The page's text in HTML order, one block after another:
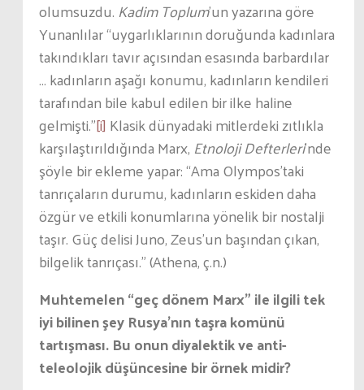
olumsuzdu. Kadim Toplum’un yazarına göre
Yunanlılar “uygarlıklarının doruğunda kadınlara
takındıkları tavır açısından esasında barbardılar
… kadınların aşağı konumu, kadınların kendileri
tarafından bile kabul edilen bir ilke haline
gelmişti.”[i] Klasik dünyadaki mitlerdeki zıtlıkla
karşılaştırıldığında Marx, Etnoloji Defterleri’nde
şöyle bir ekleme yapar: “Ama Olympos’taki
tanrıçaların durumu, kadınların eskiden daha
özgür ve etkili konumlarına yönelik bir nostalji
taşır. Güç delisi Juno, Zeus’un başından çıkan,
bilgelik tanrıçası.” (Athena, ç.n.)
Muhtemelen “geç dönem Marx” ile ilgili tek
iyi bilinen şey Rusya’nın taşra komünü
tartışması. Bu onun diyalektik ve anti-
teleolojik düşüncesine bir örnek midir?